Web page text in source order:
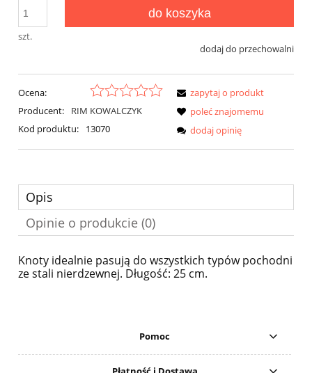
szt.
do koszyka
dodaj do przechowalni
Ocena:
Producent:
RIM KOWALCZYK
Kod produktu:
13070
zapytaj o produkt
poleć znajomemu
dodaj opinię
Opis
Opinie o produkcie (0)
Knoty idealnie pasują do wszystkich typów pochodni
ze stali nierdzewnej. Długość: 25 cm.
Pomoc